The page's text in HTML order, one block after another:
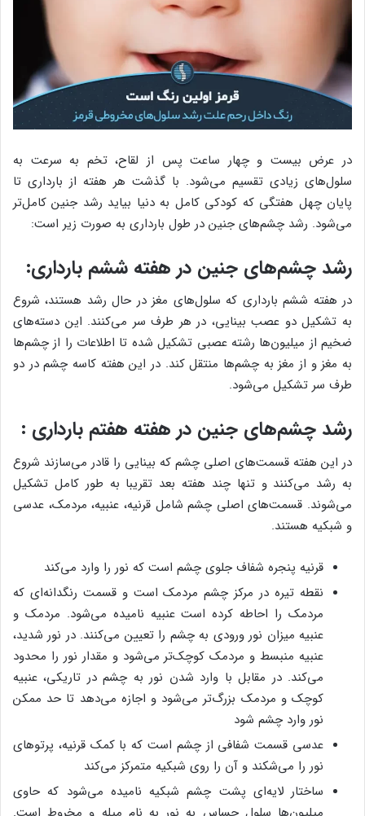
در عرض بیست و چهار ساعت پس از لقاح، تخم به سرعت به
سلول‌های زیادی تقسیم ‌می‌شود. با گذشت هر هفته از بارداری تا
پایان چهل هفتگی که کودکی کامل به دنیا بیاید رشد جنین کامل‌تر
می‌شود. رشد چشم‌های جنین در طول بارداری به صورت زیر است:
رشد چشم‌های جنین در هفته ششم بارداری:
در هفته ششم بارداری که سلول‌های مغز در حال رشد هستند، شروع
به تشکیل دو عصب بینایی، در هر طرف سر می‌کنند. این دسته‌های
ضخیم از میلیون‌ها رشته عصبی تشکیل شده تا اطلاعات را از چشم‌ها
به مغز و از مغز به چشم‌ها منتقل کند. در این هفته کاسه چشم در دو
طرف سر تشکیل ‌می‌شود.
رشد چشم‌های جنین در هفته هفتم بارداری :
در این هفته قسمت‌های اصلی چشم که بینایی را قادر می‌سازند شروع
به رشد می‌کنند و تنها چند هفته بعد تقریبا به طور کامل تشکیل
می‌شوند. قسمت‌های اصلی چشم شامل قرنیه، عنبیه، مردمک، عدسی
و شبکیه هستند.
قرنیه پنجره شفاف جلوی چشم است که نور را وارد ‌می‌کند
نقطه تیره در مرکز چشم مردمک است و قسمت رنگدانه‌ای که
مردمک را احاطه کرده است عنبیه نامیده ‌می‌شود. مردمک و
عنبیه میزان نور ورودی به چشم را تعیین می‌کنند. در نور شدید،
عنبیه منبسط و مردمک کوچک‌تر می‌شود و مقدار نور را محدود
می‌کند. در مقابل با وارد شدن نور به چشم در تاریکی، عنبیه
کوچک و مردمک بزرگ‌تر می‌شود و اجازه می‌دهد تا حد ممکن
نور وارد چشم شود
عدسی قسمت شفافی از چشم است که با کمک قرنیه، پرتوهای
نور را می‌شکند و آن را روی شبکیه متمرکز ‌می‌کند
ساختار لایه‌ای پشت چشم شبکیه نامیده ‌می‌شود که حاوی